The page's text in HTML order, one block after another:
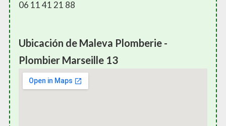
06 11 41 21 88
Ubicación de Maleva Plomberie -
Plombier Marseille 13